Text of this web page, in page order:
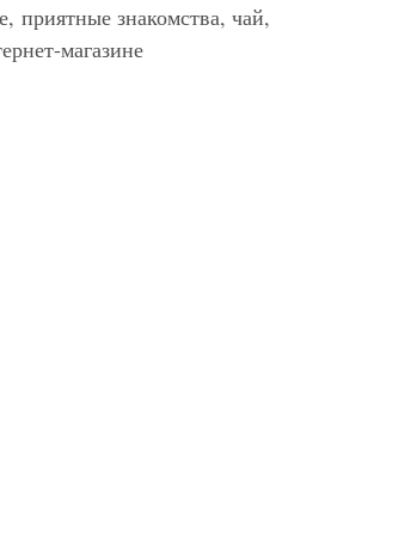
приятные знакомства, чай,
магазине